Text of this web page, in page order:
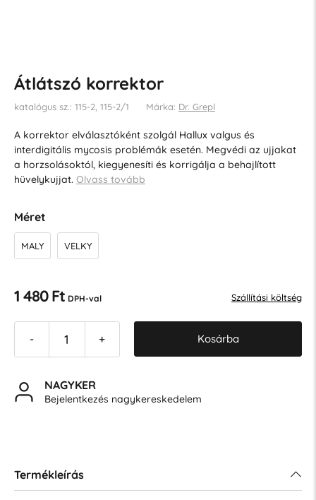
Átlátszó korrektor
katalógus sz.: 115-2, 115-2/1 Márka: Dr. Grepl
A korrektor elválasztóként szolgál Hallux valgus és
interdigitális mycosis problémák esetén. Megvédi az ujjakat
a horzsolásoktól, kiegyenesíti és korrigálja a behajlított
hüvelykujjat. Olvass tovább
Méret
MALY VELKY
1 480 Ft DPH-val Szállítási költség
- + Kosárba
NAGYKER
Bejelentkezés nagykereskedelem
Termékleírás